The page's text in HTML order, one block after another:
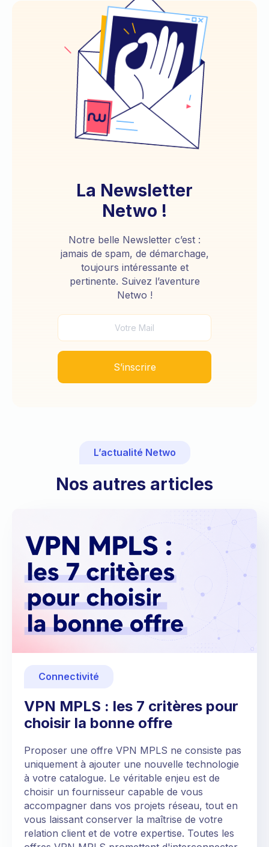
La Newsletter
Netwo !
Notre belle Newsletter c’est :
jamais de spam, de démarchage,
toujours intéressante et
pertinente. Suivez l’aventure
Netwo !
L’actualité Netwo
Nos autres articles
Connectivité
VPN MPLS : les 7 critères pour
choisir la bonne offre
Proposer une offre VPN MPLS ne consiste pas
uniquement à ajouter une nouvelle technologie
à votre catalogue. Le véritable enjeu est de
choisir un fournisseur capable de vous
accompagner dans vos projets réseau, tout en
vous laissant conserver la maîtrise de votre
relation client et de votre expertise. Toutes les